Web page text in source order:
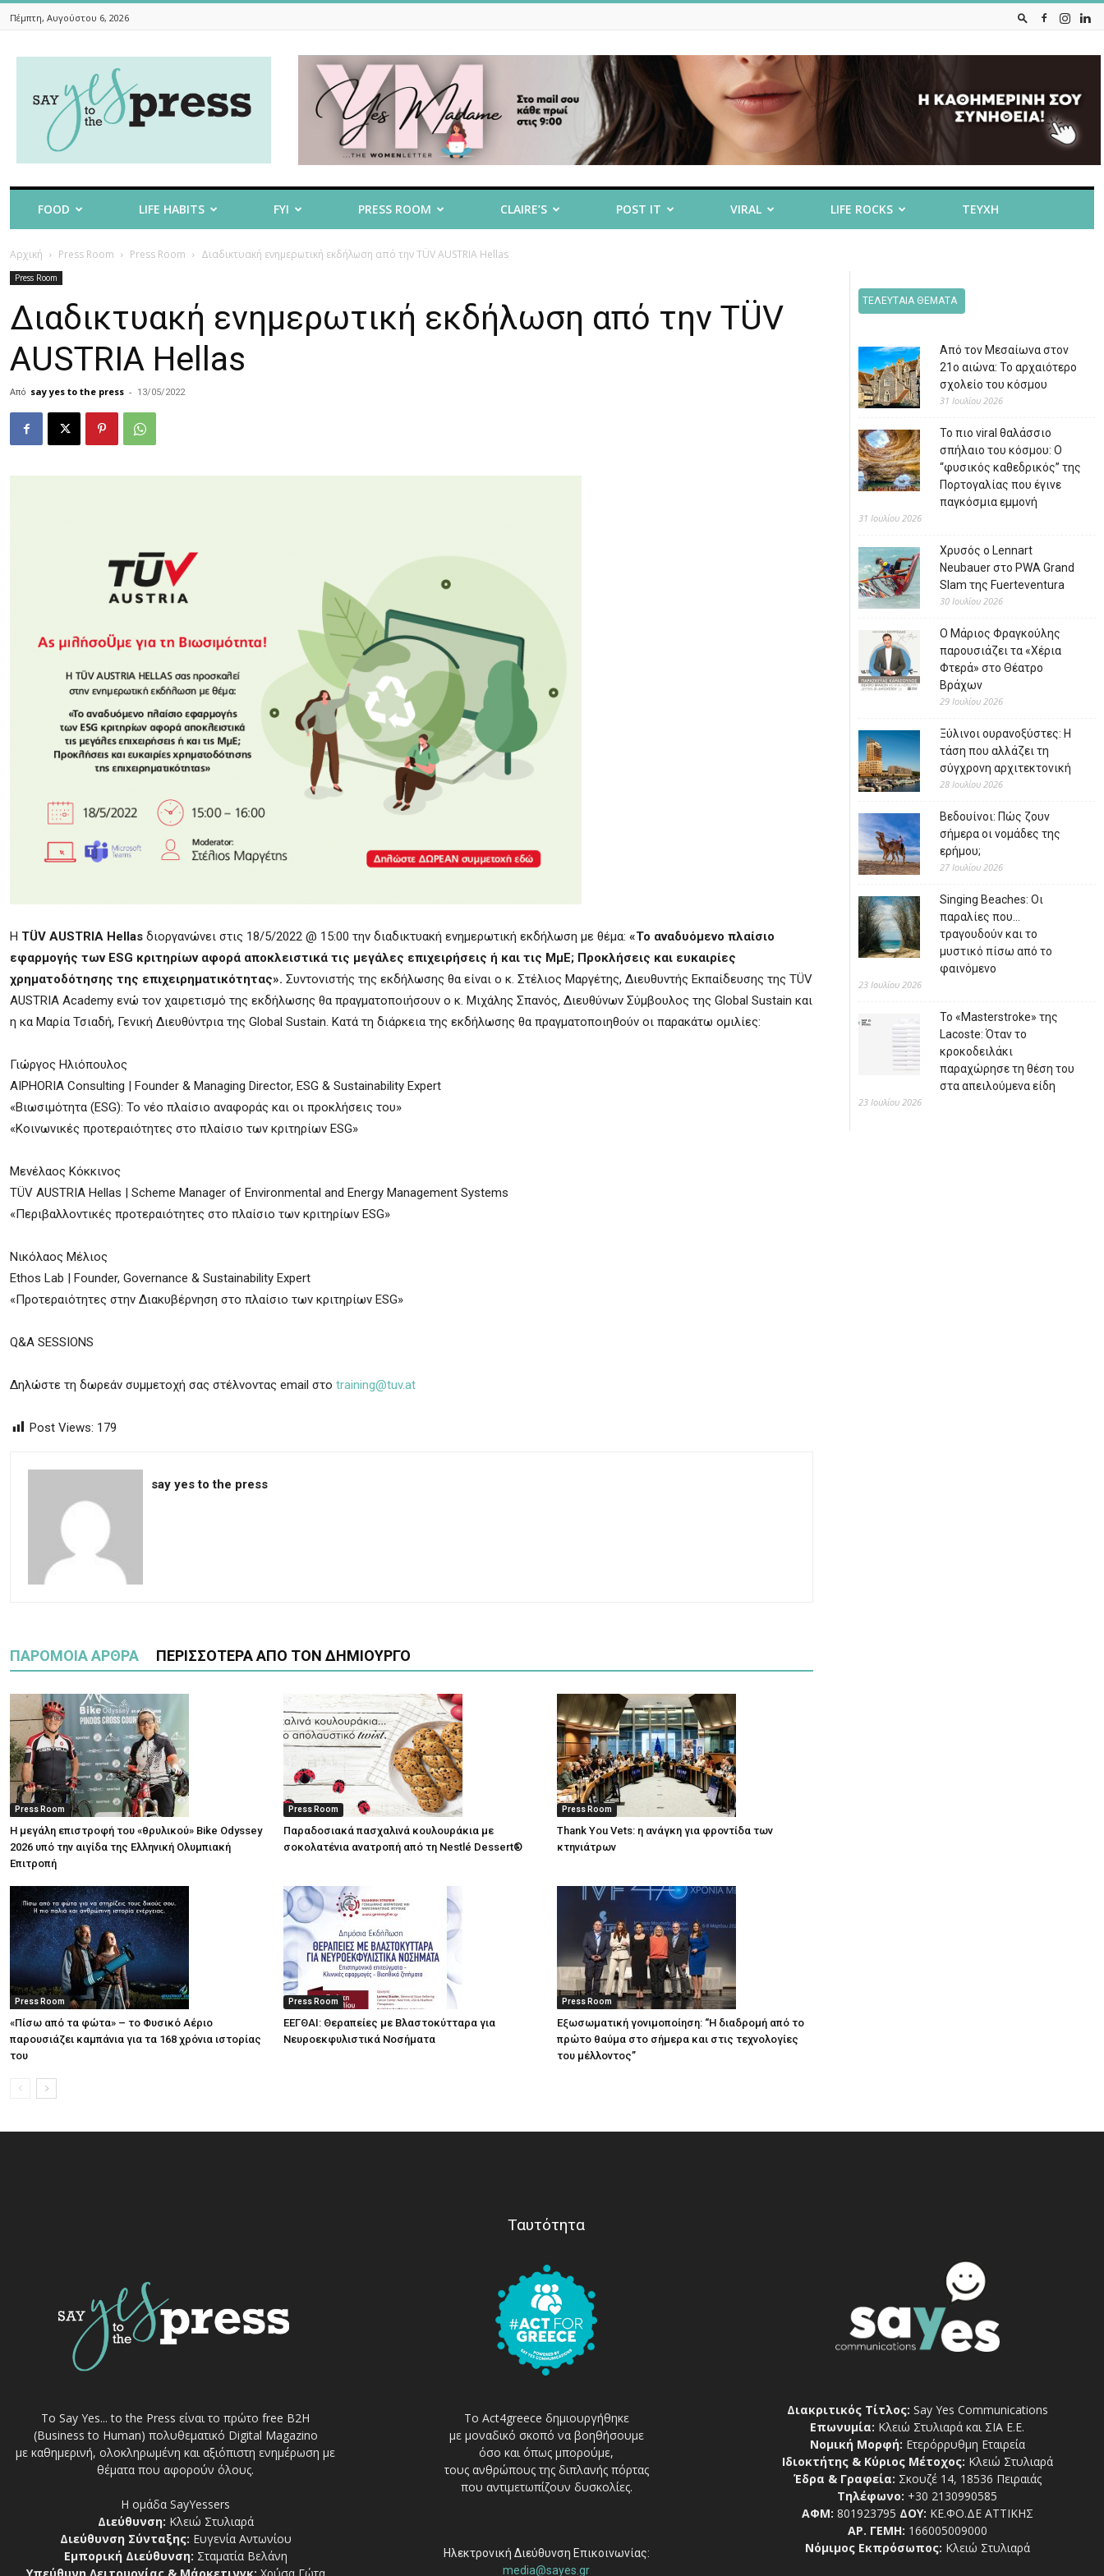
Πέμπτη, Αυγούστου 6, 2026
To
The
FOOD LIFE HABITS FYI PRESS ROOM CLAIRE’S POST IT VIRAL LIFE ROCKS ΤΕΥΧΗ
Αρχική Press Room Press Room Διαδικτυακή ενημερωτική εκδήλωση από την TÜV AUSTRIA Hellas
Press Room
Διαδικτυακή ενημερωτική εκδήλωση από την TÜV
AUSTRIA Hellas
Από say yes to the press - 13/05/2022
Η TÜV AUSTRIA Hellas διοργανώνει στις 18/5/2022 @ 15:00 την διαδικτυακή ενημερωτική εκδήλωση με θέμα: «To αναδυόμενο πλαίσιο
εφαρμογής των ESG κριτηρίων αφορά αποκλειστικά τις μεγάλες επιχειρήσεις ή και τις ΜμΕ; Προκλήσεις και ευκαιρίες
χρηματοδότησης της επιχειρηματικότητας». Συντονιστής της εκδήλωσης θα είναι ο κ. Στέλιος Μαργέτης, Διευθυντής Εκπαίδευσης της TÜV
AUSTRIA Academy ενώ τον χαιρετισμό της εκδήλωσης θα πραγματοποιήσουν ο κ. Μιχάλης Σπανός, Διευθύνων Σύμβουλος της Global Sustain και
η κα Μαρία Τσιαδή, Γενική Διευθύντρια της Global Sustain. Κατά τη διάρκεια της εκδήλωσης θα πραγματοποιηθούν οι παρακάτω ομιλίες:
Γιώργος Ηλιόπουλος
AIPHORIA Consulting | Founder & Managing Director, ESG & Sustainability Expert
«Βιωσιμότητα (ESG): Το νέο πλαίσιο αναφοράς και οι προκλήσεις του»
«Κοινωνικές προτεραιότητες στο πλαίσιο των κριτηρίων ESG»
Μενέλαος Κόκκινος
TÜV AUSTRIA Hellas | Scheme Manager of Environmental and Energy Management Systems
«Περιβαλλοντικές προτεραιότητες στο πλαίσιο των κριτηρίων ESG»
Νικόλαος Μέλιος
Ethos Lab | Founder, Governance & Sustainability Expert
«Προτεραιότητες στην Διακυβέρνηση στο πλαίσιο των κριτηρίων ESG»
Q&A SESSIONS
Δηλώστε τη δωρεάν συμμετοχή σας στέλνοντας email στο training@tuv.at
Post Views: 179
say yes to the press
ΠΑΡΟΜΟΙΑ ΑΡΘΡΑ ΠΕΡΙΣΣΟΤΕΡΑ ΑΠΟ ΤΟΝ ΔΗΜΙΟΥΡΓΟ
Press Room
Η μεγάλη επιστροφή του «θρυλικού» Bike Odyssey
2026 υπό την αιγίδα της Ελληνική Ολυμπιακή
Επιτροπή
Press Room
Παραδοσιακά πασχαλινά κουλουράκια με
σοκολατένια ανατροπή από τη Nestlé Dessert®
Press Room
Thank You Vets: η ανάγκη για φροντίδα των
κτηνιάτρων
Press Room
«Πίσω από τα φώτα» – το Φυσικό Αέριο
παρουσιάζει καμπάνια για τα 168 χρόνια ιστορίας
του
Press Room
ΕΕΓΘΑΙ: Θεραπείες με Βλαστοκύτταρα για
Νευροεκφυλιστικά Νοσήματα
Press Room
Eξωσωματική γονιμοποίηση: “Η διαδρομή από το
πρώτο θαύμα στο σήμερα και στις τεχνολογίες
του μέλλοντος’’
ΤΕΛΕΥΤΑΙΑ ΘΕΜΑΤΑ
Από τον Μεσαίωνα στον
21ο αιώνα: Το αρχαιότερο
σχολείο του κόσμου
31 Ιουλίου 2026
Το πιο viral θαλάσσιο
σπήλαιο του κόσμου: Ο
“φυσικός καθεδρικός” της
Πορτογαλίας που έγινε
παγκόσμια εμμονή
31 Ιουλίου 2026
Χρυσός ο Lennart
Neubauer στο PWA Grand
Slam της Fuerteventura
30 Ιουλίου 2026
Ο Μάριος Φραγκούλης
παρουσιάζει τα «Χέρια
Φτερά» στο Θέατρο
Βράχων
29 Ιουλίου 2026
Ξύλινοι ουρανοξύστες: Η
τάση που αλλάζει τη
σύγχρονη αρχιτεκτονική
28 Ιουλίου 2026
Βεδουίνοι: Πώς ζουν
σήμερα οι νομάδες της
ερήμου;
27 Ιουλίου 2026
Singing Beaches: Οι
παραλίες που…
τραγουδούν και το
μυστικό πίσω από το
φαινόμενο
23 Ιουλίου 2026
Το «Masterstroke» της
Lacoste: Όταν το
κροκοδειλάκι
παραχώρησε τη θέση του
στα απειλούμενα είδη
23 Ιουλίου 2026
Το Say Yes... to the Press είναι το πρώτο free Β2Η
(Business to Human) πολυθεματικό Digital Magazino
με καθημερινή, ολοκληρωμένη και αξιόπιστη ενημέρωση με
θέματα που αφορούν όλους.
Η ομάδα SayYessers
Διεύθυνση: Κλειώ Στυλιαρά
Διεύθυνση Σύνταξης: Ευγενία Αντωνίου
Εμπορική Διεύθυνση: Σταματία Βελάνη
Ταυτότητα
Το Act4greece δημιουργήθηκε
με μοναδικό σκοπό να βοηθήσουμε
όσο και όπως μπορούμε,
τους ανθρώπους της διπλανής πόρτας
που αντιμετωπίζουν δυσκολίες.
Ηλεκτρονική Διεύθυνση Επικοινωνίας:
media@sayes.gr
Διακριτικός Τίτλος: Say Yes Communications
Επωνυμία: Κλειώ Στυλιαρά και ΣΙΑ Ε.Ε.
Νομική Μορφή: Ετερόρρυθμη Εταιρεία
Ιδιοκτήτης & Κύριος Μέτοχος: Κλειώ Στυλιαρά
Έδρα & Γραφεία: Σκουζέ 14, 18536 Πειραιάς
Τηλέφωνο: +30 2130990585
ΑΦΜ: 801923795 ΔΟΥ: ΚΕ.ΦΟ.ΔΕ ΑΤΤΙΚΗΣ
ΑΡ. ΓΕΜΗ: 166005009000
Νόμιμος Εκπρόσωπος: Κλειώ Στυλιαρά